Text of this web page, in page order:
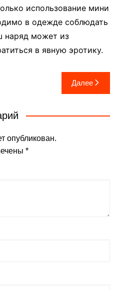
использование мини
в одежде соблюдать
наряд может из
в явную эротику.
Далее
опубликован.
*